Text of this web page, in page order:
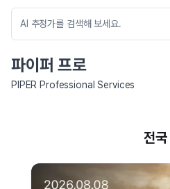
파이퍼 프로
PIPER Professional Services